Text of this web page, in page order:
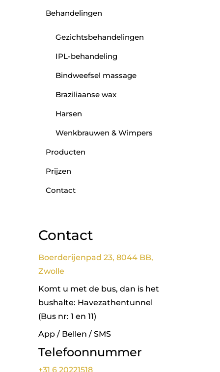
Behandelingen
Gezichtsbehandelingen
IPL-behandeling
Bindweefsel massage
Braziliaanse wax
Harsen
Wenkbrauwen & Wimpers
Producten
Prijzen
Contact
Contact
Boerderijenpad 23, 8044 BB,
Zwolle
Komt u met de bus, dan is het
bushalte: Havezathentunnel
(Bus nr: 1 en 11)
App / Bellen / SMS
Telefoonnummer
+31 6 20221518